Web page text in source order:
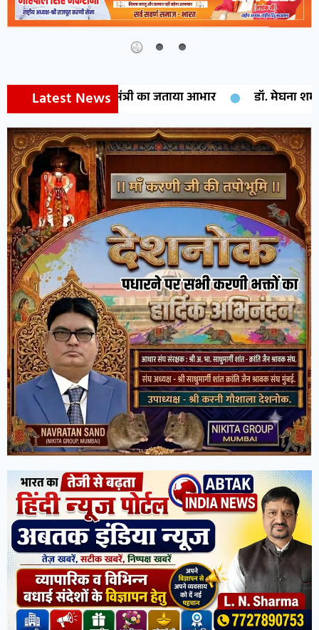
Latest News
का जताया आभार डॉ. मेघना शर्मा को मिलेगा राष्ट्रीय